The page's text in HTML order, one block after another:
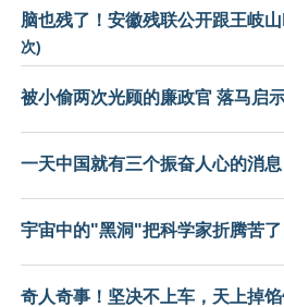
脑也残了！安徽残联公开跟王岐
次)
被小偷两次光顾的廉政官 落马启
一天中国就有三个振奋人心的消息
宇宙中的"黑洞"把科学家折腾苦了
奇人奇事！坚决不上车，天上掉